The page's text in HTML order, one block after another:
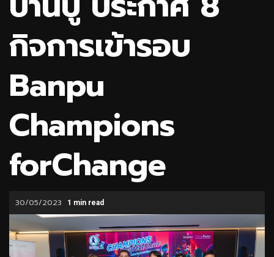
กิจการเข้ารอบ
Banpu
Champions
forChange
30/05/2023 1 min read